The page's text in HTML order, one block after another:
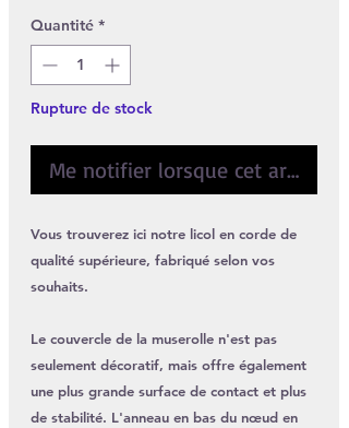
Quantité *
Rupture de stock
Me notifier lorsque cet article
Vous trouverez ici notre licol en corde de
qualité supérieure, fabriqué selon vos
souhaits.
Le couvercle de la muserolle n'est pas
seulement décoratif, mais offre également
une plus grande surface de contact et plus
de stabilité. L'anneau en bas du nœud en